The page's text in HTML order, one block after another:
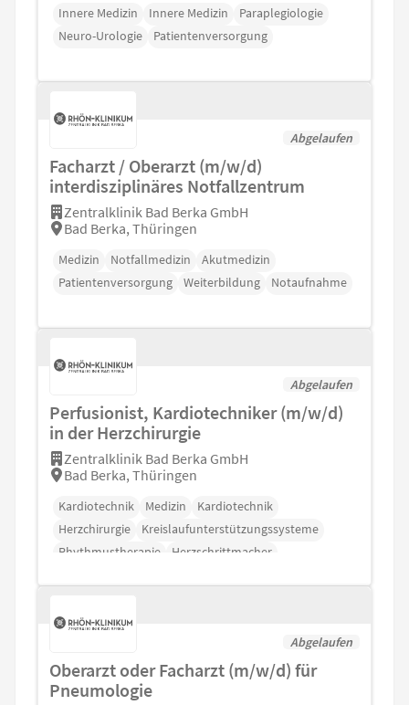
Innere Medizin Innere Medizin
Paraplegiologie
Neuro-Urologie
Patientenversorgung
Abgelaufen
Facharzt / Oberarzt (m/w/d)
interdisziplinäres Notfallzentrum
Zentralklinik Bad Berka GmbH
Bad Berka, Thüringen
Medizin Notfallmedizin
Akutmedizin
Patientenversorgung
Weiterbildung Notaufnahme
Abgelaufen
Perfusionist, Kardiotechniker (m/w/d)
in der Herzchirurgie
Zentralklinik Bad Berka GmbH
Bad Berka, Thüringen
Kardiotechnik Medizin
Kardiotechnik
Herzchirurgie
Kreislaufunterstützungssysteme
Rhythmustherapie
Herzschrittmacher
Abgelaufen
Oberarzt oder Facharzt (m/w/d) für
Pneumologie